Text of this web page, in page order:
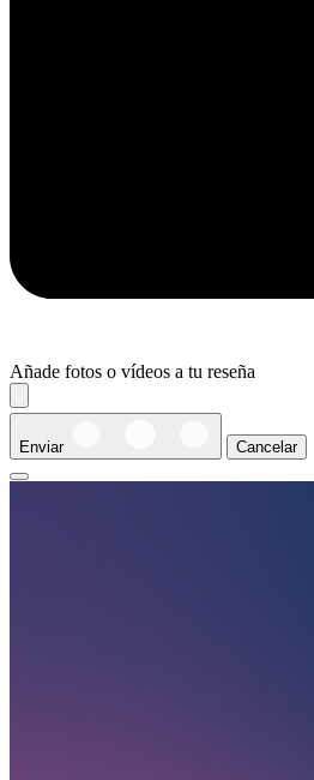
Añade fotos o vídeos a tu reseña
Enviar Cancelar